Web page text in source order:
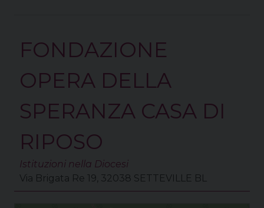
FONDAZIONE
OPERA DELLA
SPERANZA CASA DI
RIPOSO
Istituzioni nella Diocesi
Via Brigata Re 19, 32038 SETTEVILLE BL